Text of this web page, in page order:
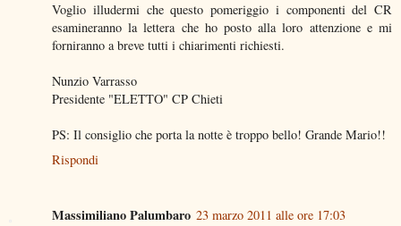
Voglio illudermi che questo pomeriggio i componenti del CR
esamineranno la lettera che ho posto alla loro attenzione e mi
forniranno a breve tutti i chiarimenti richiesti.
Nunzio Varrasso
Presidente "ELETTO" CP Chieti
PS: Il consiglio che porta la notte è troppo bello! Grande Mario!!
Rispondi
Massimiliano Palumbaro 23 marzo 2011 alle ore 17:03